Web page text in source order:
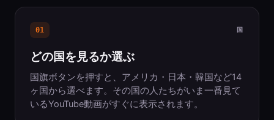
01 国
どの国を見るか選ぶ
国旗ボタンを押すと、アメリカ・日本・韓国など14
ヶ国から選べます。その国の人たちがいま一番見て
いるYouTube動画がすぐに表示されます。